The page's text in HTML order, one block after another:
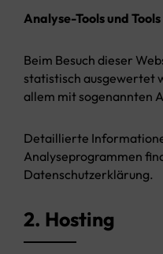
Analyse-Tools und
Beim Besuch dieser
statistisch ausgewertet
allem mit sogenannten
Detaillierte
Analyseprogrammen
Datenschutzerklärung.
2. Hosting